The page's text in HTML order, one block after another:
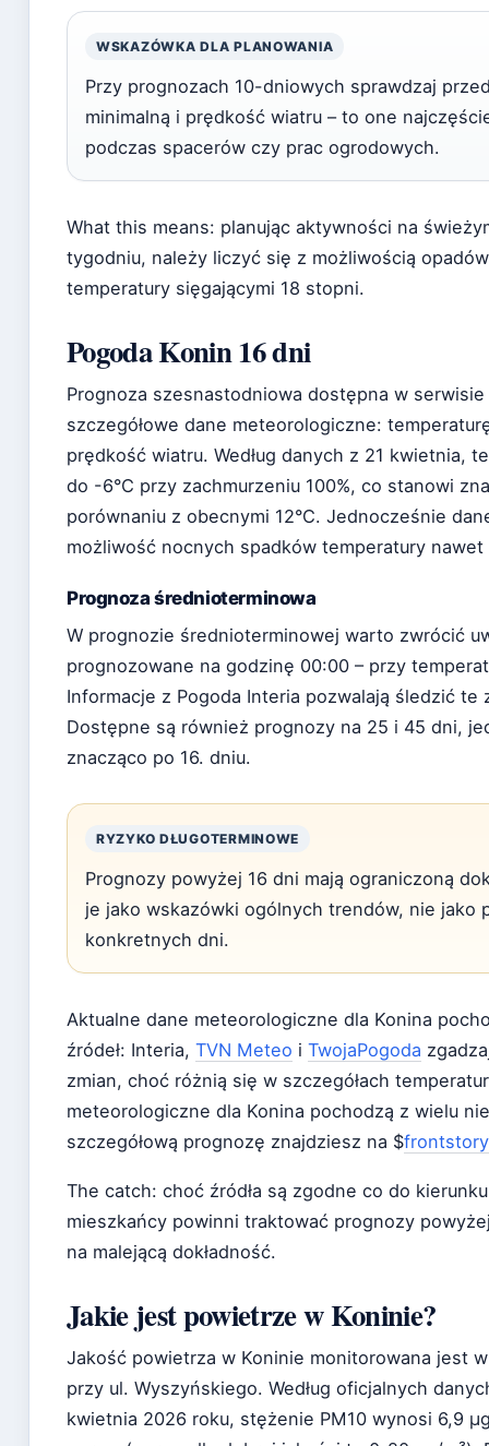
WSKAZÓWKA DLA PLANOWANIA
Przy prognozach 10-dniowych sprawdzaj
minimalną i prędkość wiatru – to one
podczas spacerów czy prac ogrodowych.
What this means: planując aktywności na
tygodniu, należy liczyć się z możliwością
temperatury sięgającymi 18 stopni.
Pogoda Konin 16 dni
Prognoza szesnastodniowa dostępna w
szczegółowe dane meteorologiczne:
prędkość wiatru. Według danych z 21 kwietnia,
do -6°C przy zachmurzeniu 100%, co stanowi
porównaniu z obecnymi 12°C. Jednocześnie
możliwość nocnych spadków temperatury nawet
Prognoza średnioterminowa
W prognozie średnioterminowej warto zwrócić
prognozowane na godzinę 00:00 – przy
Informacje z Pogoda Interia pozwalają śledzić te
Dostępne są również prognozy na 25 i 45 dni,
znacząco po 16. dniu.
RYZYKO DŁUGOTERMINOWE
Prognozy powyżej 16 dni mają ograniczoną
je jako wskazówki ogólnych trendów, nie jako
konkretnych dni.
Aktualne dane meteorologiczne dla Konina
źródeł: Interia, TVN Meteo i TwojaPogoda
zmian, choć różnią się w szczegółach
meteorologiczne dla Konina pochodzą z wielu
szczegółową prognozę znajdziesz na $
The catch: choć źródła są zgodne co do
mieszkańcy powinni traktować prognozy
na malejącą dokładność.
Jakie jest powietrze w Koninie?
Jakość powietrza w Koninie monitorowana jest
przy ul. Wyszyńskiego. Według oficjalnych
kwietnia 2026 roku, stężenie PM10 wynosi 6,9